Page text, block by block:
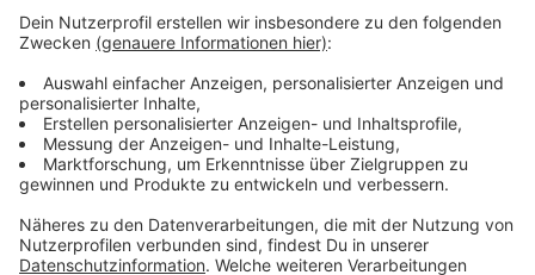
in Jahr später steigen die Kilometerpreise weiter auf
3,30 Euro tagsüber und 3,60 Euro nachts. Die
Anpassungen sollen den Taxiunternehmen trotz
steigender Betriebskosten ein wirtschaftliches
Arbeiten ermöglichen und dadurch auch den
Fortbestand des Taxiangebots im Kreis sichern. Die
Taxiunternehmen haben bis Ende Februar Zeit, ihre
Fahrpreisanzeiger anzupassen.